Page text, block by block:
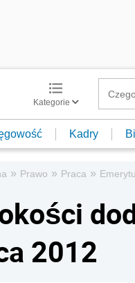
Kategorie
Kadry
» Prawo » Praca »
2012